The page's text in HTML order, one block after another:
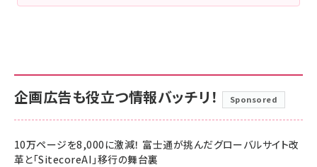
企画広告も役立つ情報バッチリ！ Sponsored
10万ページを8,000に激減！ 富士通が挑んだグローバルサイト改
革と「SitecoreAI」移行の舞台裏